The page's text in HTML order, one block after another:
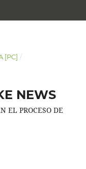
[PC] /
NEWS
EL PROCESO DE